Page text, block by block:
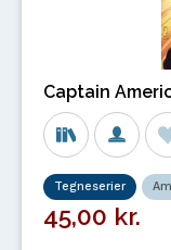
Captain
Tegneserier
45,00 kr.